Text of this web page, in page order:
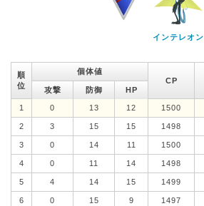
インテレオン
順
位
個体値
CP
攻撃
防御 HP
1 0 13 12 1500
2 3 15 15 1498
3 0 14 11 1500
4 0 11 14 1498
5 4 14 15 1499
6 0 15 9 1497